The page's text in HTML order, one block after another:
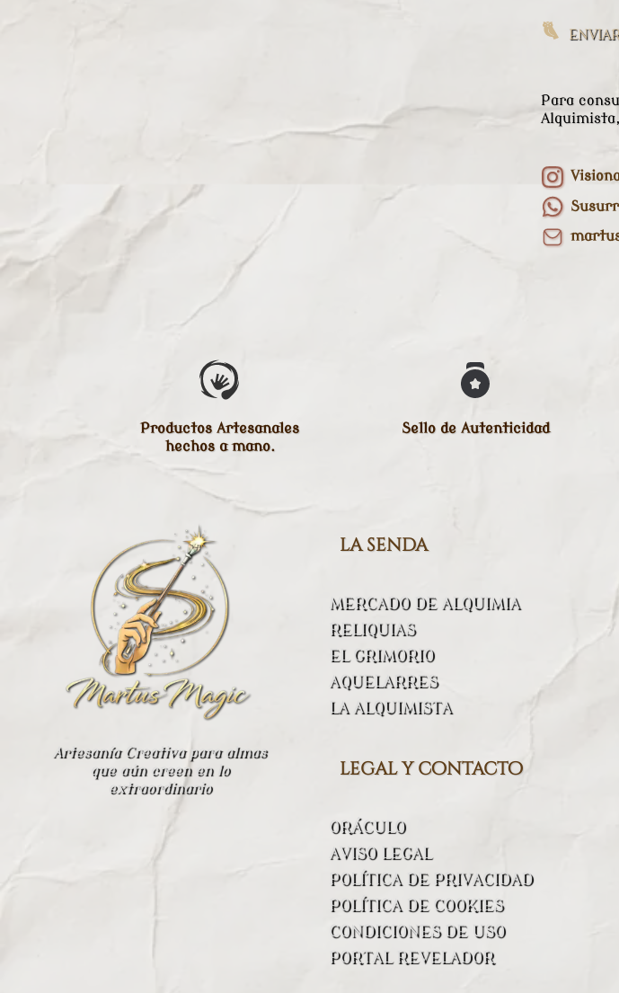
Para
Productos Artesanales
hechos a mano.
Sello de Autenticidad
Artesanía Creativa para almas
que aún creen en lo
extraordinario
la senda
MERCADO DE ALQUIMIA
RELIQUIAS
EL GRIMORIO
AQUELARRES
LA ALQUIMISTA
legal y contacto
ORÁCULO
AVISO LEGAL
POLÍTICA DE PRIVACIDAD
POLÍTICA DE COOKIES
CONDICIONES DE USO
PORTAL REVELADOR